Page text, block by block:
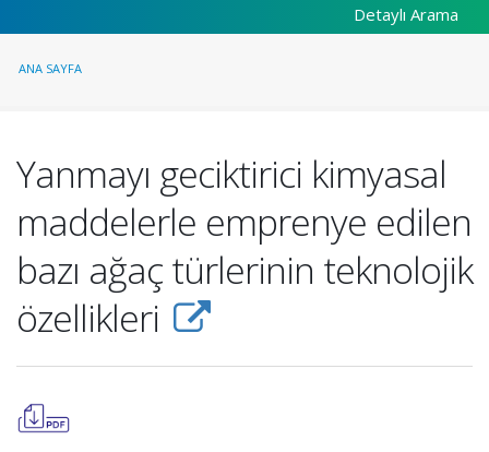
Detaylı Arama
ANA SAYFA
Yanmayı geciktirici kimyasal
maddelerle emprenye edilen
bazı ağaç türlerinin teknolojik
özellikleri